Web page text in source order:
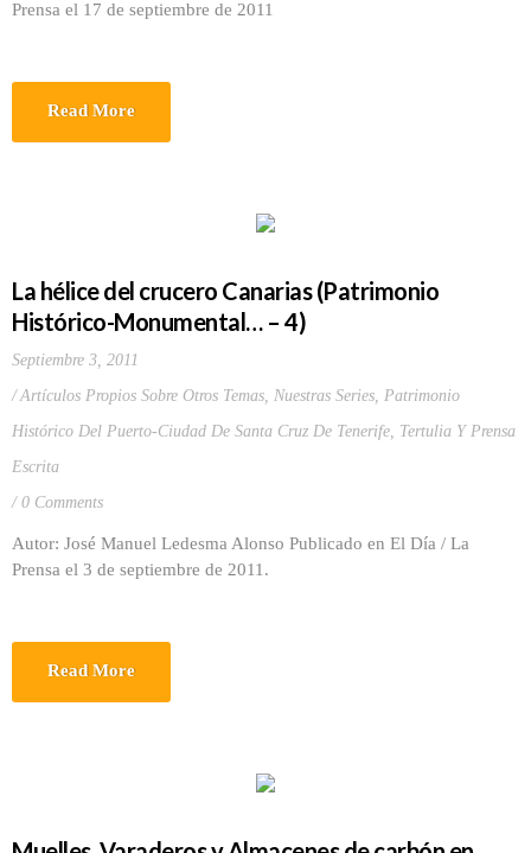
Prensa el 17 de septiembre de 2011
Read More
La hélice del crucero Canarias (Patrimonio
Histórico-Monumental… – 4)
Septiembre 3, 2011
Artículos Propios Sobre Otros Temas, Nuestras Series, Patrimonio
Histórico Del Puerto-Ciudad De Santa Cruz De Tenerife, Tertulia Y Prensa
Escrita
0 Comments
Autor: José Manuel Ledesma Alonso Publicado en El Día / La
Prensa el 3 de septiembre de 2011.
Read More